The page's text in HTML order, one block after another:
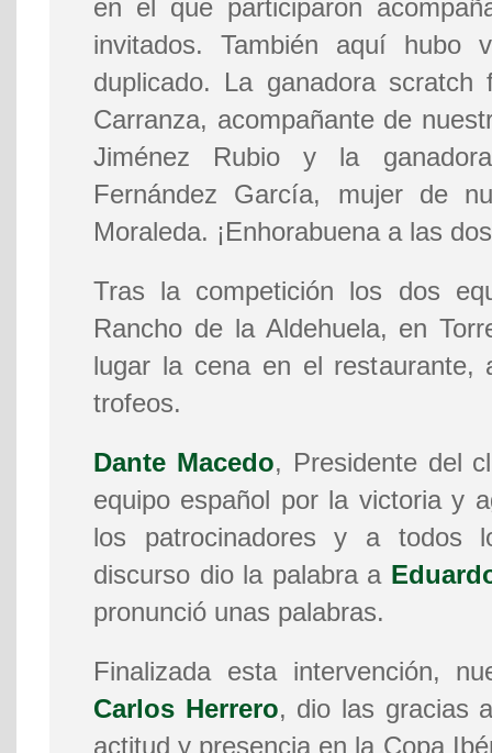
en el que participaron
invitados. También aquí hubo
duplicado. La ganadora scratch
Carranza, acompañante de
Jiménez Rubio y la
Fernández García, mujer de
Moraleda. ¡Enhorabuena a las
Tras la competición los dos
Rancho de la Aldehuela, en
lugar la cena en el restaurante,
trofeos.
Dante Macedo, Presidente del
equipo español por la victoria y
los patrocinadores y a todos
discurso dio la palabra a
pronunció unas palabras.
Finalizada esta intervención,
Carlos Herrero, dio las gracias
actitud y presencia en la Copa